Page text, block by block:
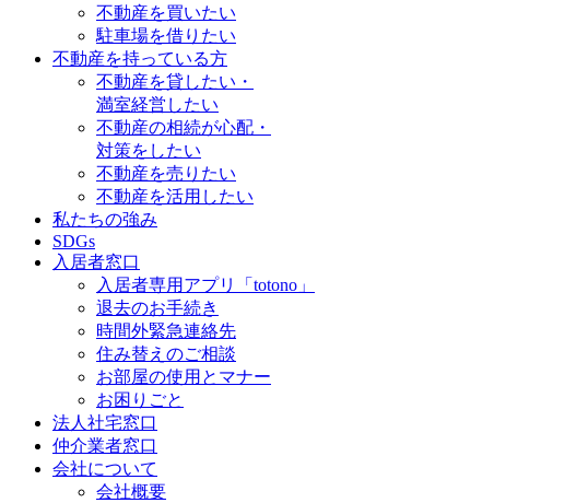
不動産を買いたい
駐車場を借りたい
不動産を持っている方
不動産を貸したい・
満室経営したい
不動産の相続が心配・
対策をしたい
不動産を売りたい
不動産を活用したい
私たちの強み
SDGs
入居者窓口
入居者専用アプリ「totono」
退去のお手続き
時間外緊急連絡先
住み替えのご相談
お部屋の使用とマナー
お困りごと
法人社宅窓口
仲介業者窓口
会社について
会社概要